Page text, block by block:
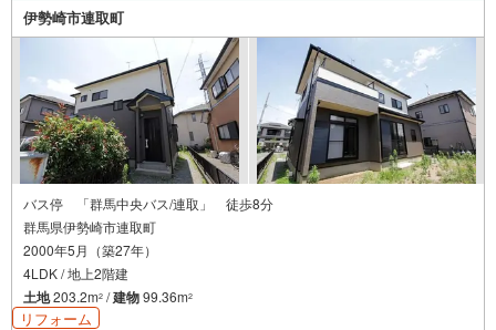
歓迎です！年間8000棟以上の限定物件を発表しているオー
プンハウスだから出会える物件が多数ございます。ぜひお
気軽にご連絡・ご相談ください！※限定物件:当社のみ、も
しくは当社を含めた数社でのみご紹介可能なオープンハウ
ス・ディベロップメントの物件
伊勢崎市連取町
バス停 「群馬中央バス/連取」 徒歩8分
群馬県伊勢崎市連取町
2000年5月（築27年）
4LDK / 地上2階建
土地203.2m2 /建物99.36m2
リフォーム